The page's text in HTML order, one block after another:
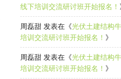
线下培训交流研讨班开始报名！
周磊甜 发表在《光伏土建结构
培训交流研讨班开始报名！ 》
周磊甜 发表在《光伏土建结构
培训交流研讨班开始报名！ 》